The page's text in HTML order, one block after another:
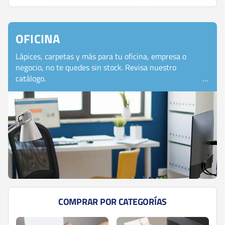
OFICINA
Lápices, carpetas y más para tu oficina, empresa o
negocio, no te quedes sin stock. Revisa nuestro
catálogo.
COMPRAR POR CATEGORÍAS